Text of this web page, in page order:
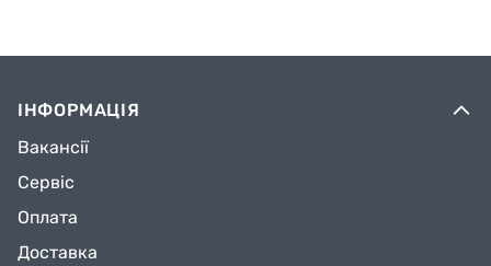
ІНФОРМАЦІЯ
Вакансії
Сервіс
Оплата
Доставка